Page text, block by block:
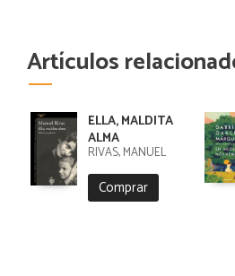
Artículos
ELLA, MALDITA
ALMA
RIVAS, MANUEL
Comprar